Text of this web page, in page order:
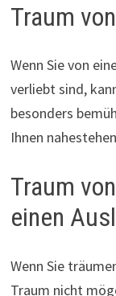
Traum
Wenn Sie von
verliebt sind,
besonders
Ihnen
Traum
einen
Wenn Sie
Traum nicht